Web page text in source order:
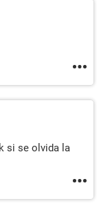
si se olvida la